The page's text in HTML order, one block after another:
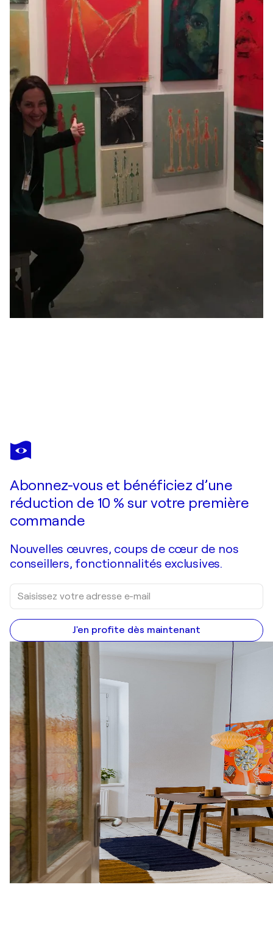
ANNE MAIZIANNE
Orange is the new me
Abonnez-vous et bénéficiez d’une
réduction de 10 % sur votre première
commande
Nouvelles œuvres, coups de cœur de nos
conseillers, fonctionnalités exclusives.
J'en profite dès maintenant